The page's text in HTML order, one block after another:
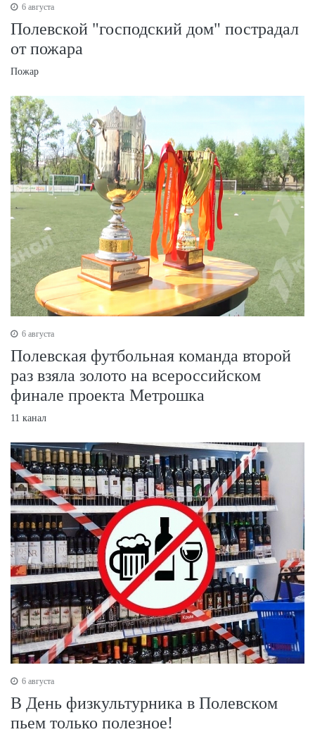
6 августа
Полевской "господский дом" пострадал
от пожара
Пожар
6 августа
Полевская футбольная команда второй
раз взяла золото на всероссийском
финале проекта Метрошка
11 канал
6 августа
В День физкультурника в Полевском
пьем только полезное!